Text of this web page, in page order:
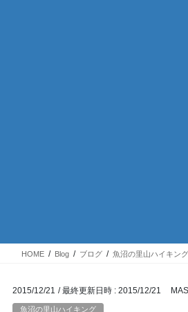
HOME Blog ブログ 魚沼の里山ハイキング
2015/12/21 / 最終更新日時 : 2015/12/21
魚沼の里山ハイキング